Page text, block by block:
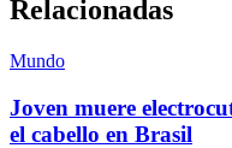
Relacionadas
Mundo
Joven muere
el cabello en Brasil